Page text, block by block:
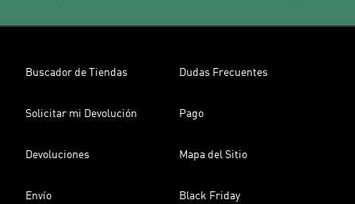
Buscador de Tiendas Dudas Frecuentes
Solicitar mi Devolución Pago
Devoluciones Mapa del Sitio
Envío Black Friday